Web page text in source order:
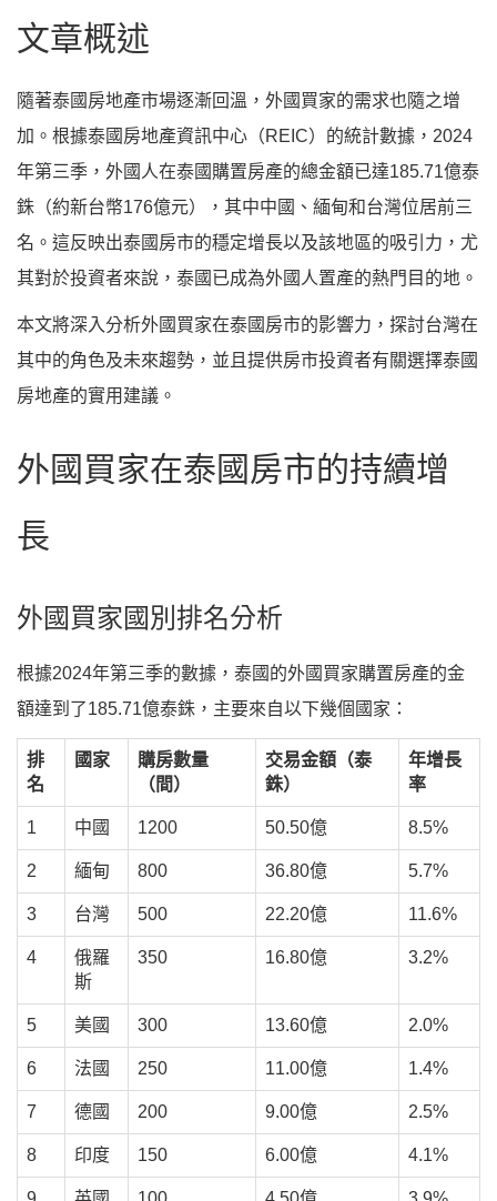
文章概述
隨著泰國房地產市場逐漸回溫，外國買家的需求也隨之增
加。根據泰國房地產資訊中心（REIC）的統計數據，2024
年第三季，外國人在泰國購置房產的總金額已達185.71億泰
銖（約新台幣176億元），其中中國、緬甸和台灣位居前三
名。這反映出泰國房市的穩定增長以及該地區的吸引力，尤
其對於投資者來說，泰國已成為外國人置產的熱門目的地。
本文將深入分析外國買家在泰國房市的影響力，探討台灣在
其中的角色及未來趨勢，並且提供房市投資者有關選擇泰國
房地產的實用建議。
外國買家在泰國房市的持續增
長
外國買家國別排名分析
根據2024年第三季的數據，泰國的外國買家購置房產的金
額達到了185.71億泰銖，主要來自以下幾個國家：
排
名
國家
購房數量
（間）
交易金額（泰
銖）
年增長
率
1 中國 1200 50.50億 8.5%
2 緬甸 800 36.80億 5.7%
3 台灣 500 22.20億 11.6%
4
俄羅
斯
350 16.80億 3.2%
5 美國 300 13.60億 2.0%
6 法國 250 11.00億 1.4%
7 德國 200 9.00億 2.5%
8 印度 150 6.00億 4.1%